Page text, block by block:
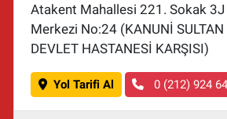
Atakent Mahallesi 221. Sokak
Merkezi No:24 (KANUNİ SULTAN
DEVLET HASTANESİ KARŞISI)
Yol Tarifi Al 0 (212) 924